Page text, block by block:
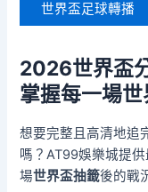
世界盃足球轉播
2026世界盃
掌握每一場
想要完整且高清地追
嗎？AT99娛樂城提
場世界盃抽籤後的戰